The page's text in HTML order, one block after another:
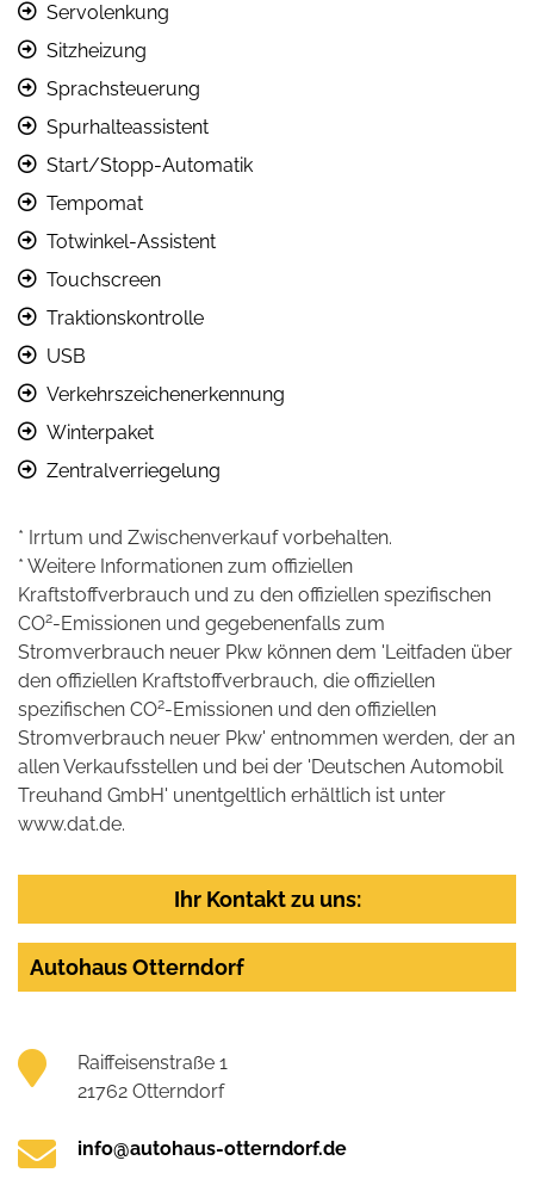
Servolenkung
Sitzheizung
Sprachsteuerung
Spurhalteassistent
Start/Stopp-Automatik
Tempomat
Totwinkel-Assistent
Touchscreen
Traktionskontrolle
USB
Verkehrszeichenerkennung
Winterpaket
Zentralverriegelung
* Irrtum und Zwischenverkauf vorbehalten.
* Weitere Informationen zum offiziellen
Kraftstoffverbrauch und zu den offiziellen spezifischen
CO2-Emissionen und gegebenenfalls zum
Stromverbrauch neuer Pkw können dem 'Leitfaden über
den offiziellen Kraftstoffverbrauch, die offiziellen
spezifischen CO2-Emissionen und den offiziellen
Stromverbrauch neuer Pkw' entnommen werden, der an
allen Verkaufsstellen und bei der 'Deutschen Automobil
Treuhand GmbH' unentgeltlich erhältlich ist unter
www.dat.de.
Ihr Kontakt zu uns:
Autohaus Otterndorf
Raiffeisenstraße 1
21762 Otterndorf
info@autohaus-otterndorf.de